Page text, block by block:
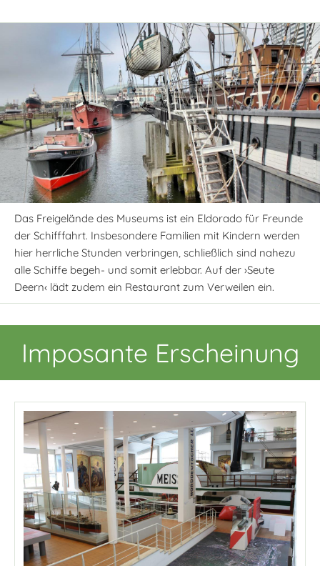
Das Freigelände des Museums ist ein Eldorado für Freunde
der Schifffahrt. Insbesondere Familien mit Kindern werden
hier herrliche Stunden verbringen, schließlich sind nahezu
alle Schiffe begeh- und somit erlebbar. Auf der ›Seute
Deern‹ lädt zudem ein Restaurant zum Verweilen ein.
Imposante Erscheinung